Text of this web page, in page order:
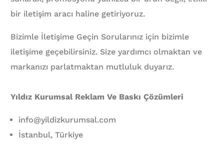
bir iletişim aracı haline getiriyoruz.
Bizimle İletişime Geçin Sorularınız için bizimle
iletişime geçebilirsiniz. Size yardımcı olmaktan ve
markanızı parlatmaktan mutluluk duyarız.
Yıldız Kurumsal Reklam Ve Baskı Çözümleri
info@yildizkurumsal.com
İstanbul, Türkiye